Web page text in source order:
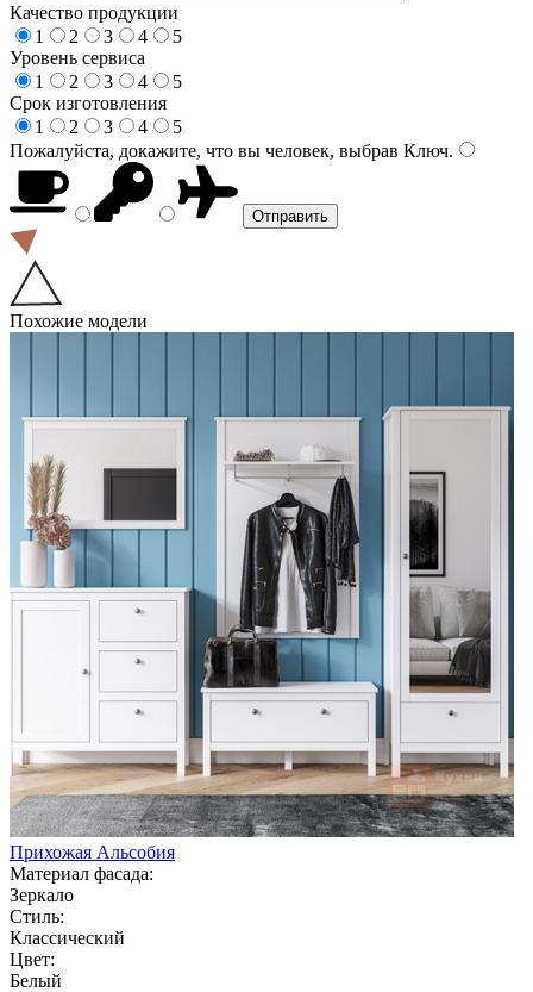
Качество продукции
1
2 3 4
5
Уровень сервиса
1
2 3 4
5
Срок изготовления
1
2 3 4
5
Пожалуйста, докажите, что вы человек, выбрав Ключ.
Похожие модели
Прихожая Альсобия
Материал фасада:
Зеркало
Стиль:
Классический
Цвет:
Белый